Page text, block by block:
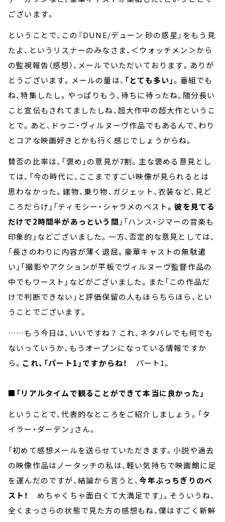
ございます。
ということで、この『DUNE/デューン 砂の惑星』をもう見
たよ、というリスナーのみなさま、＜ウォッチメン＞から
の監視報告（感想）、メールでいただいております。ありが
とうございます。メールの量は、 「とても多い」。番組でも
ね、特集したし。やっぱりもう、待ちに待ったね、随分長い
こと宣伝もされてましたしね、超大作中の超大作というこ
とで。あと、ドゥニ・ヴィルヌーヴ作品でもあるんで、わり
とコアな映画好きとかも行く感じでしょうからね。
賛否の比率は、「褒め」の意見が7割。主な褒める意見とし
ては、「今の時代に、ここまですごい映像が見られるとは
思わなかった。建物、乗り物、ガジェット、衣装など、見ど
ころだらけ」「ティモシー・シャラメのベスト。彼を見てる
だけで2時間半があっという間 」「ハンス・ジマーの音楽も
印象的」などございました。一方、否定的な意見としては、
「長さのわりに内容が薄く退屈。豪華キャストの無駄遣
い」「撮影やアクションが平板でヴィルヌーヴ監督作品の
中でもワースト」などがございました。また「この作品だ
けで判断できない」と評価保留の人もほらちらほら、とい
うことでございます。
……もう今日は、いいですね？ これ、ネタバレでも何でも
ないっていうか、もうオープンになっている情報ですか
ら。 これ、「パート1」ですからね！ パート1。
■「リアルタイムで観ることができて本当に良かった」
ということで、代表的なところをご紹介しましょう。「タ
イラー・ダーデン」さん。
「初めて感想メールを送らせていただきます。小説や過去
の映像作品はノータッチの私は、軽い気持ちで映画館に足
を運んだのですが、結論から言うと、今年ぶっちぎりのベ
スト！
めちゃくちゃ面白くて大満足です」。そういうね、
全くまっさらの状態で見た方の感想もね、僕はすごく新鮮